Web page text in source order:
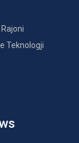
Teknologji